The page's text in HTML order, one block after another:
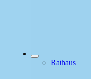
Rathaus